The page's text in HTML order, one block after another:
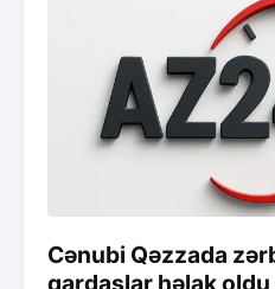
Cənubi Qəzzada
qardaşlar həlak oldu